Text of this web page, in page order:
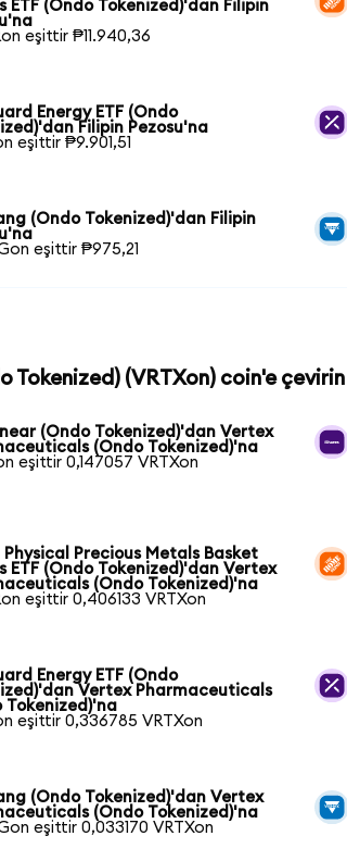
ETF (Ondo Tokenized)'dan Filipin
eşittir ₱11.940,36
Energy ETF (Ondo
Filipin Pezosu'na
eşittir ₱9.901,51
(Ondo Tokenized)'dan Filipin
eşittir ₱975,21
(VRTXon) coin'e çevirin
(Ondo Tokenized)'dan Vertex
(Ondo Tokenized)'na
eşittir 0,147057 VRTXon
Precious Metals Basket
ETF (Ondo Tokenized)'dan Vertex
(Ondo Tokenized)'na
eşittir 0,406133 VRTXon
Energy ETF (Ondo
Vertex Pharmaceuticals
Tokenized)'na
eşittir 0,336785 VRTXon
(Ondo Tokenized)'dan Vertex
(Ondo Tokenized)'na
eşittir 0,033170 VRTXon